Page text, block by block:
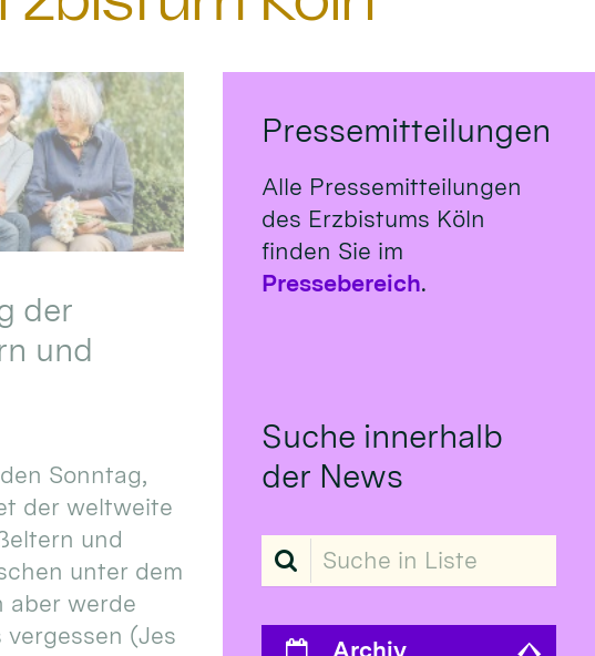
der
und
Sonntag,
der weltweite
und
unter dem
aber werde
vergessen (Jes
Pressemitteilungen
Alle Pressemitteilungen
des Erzbistums Köln
finden Sie im
Pressebereich.
Suche innerhalb
der News
Suche in Liste
Archiv